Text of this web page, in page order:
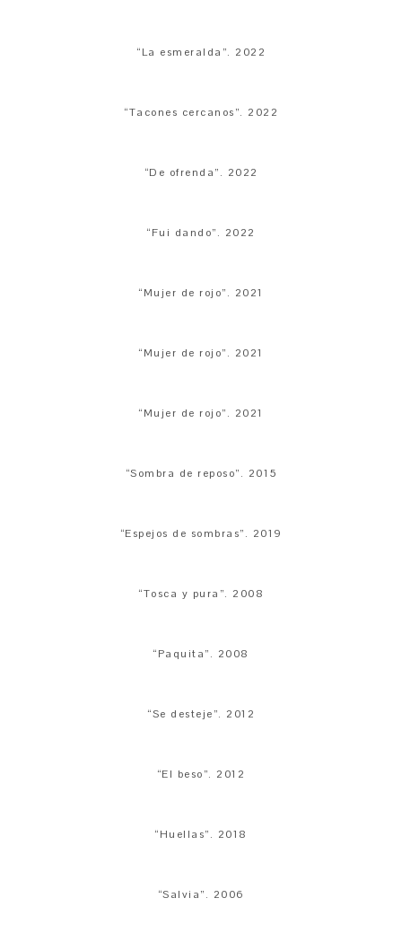
“La esmeralda”. 2022
“Tacones cercanos”. 2022
“De ofrenda”. 2022
“Fui dando”. 2022
“Mujer de rojo”. 2021
“Mujer de rojo”. 2021
“Mujer de rojo”. 2021
“Sombra de reposo”. 2015
“Espejos de sombras”. 2019
“Tosca y pura”. 2008
“Paquita”. 2008
“Se desteje”. 2012
“El beso”. 2012
“Huellas”. 2018
“Salvia”. 2006